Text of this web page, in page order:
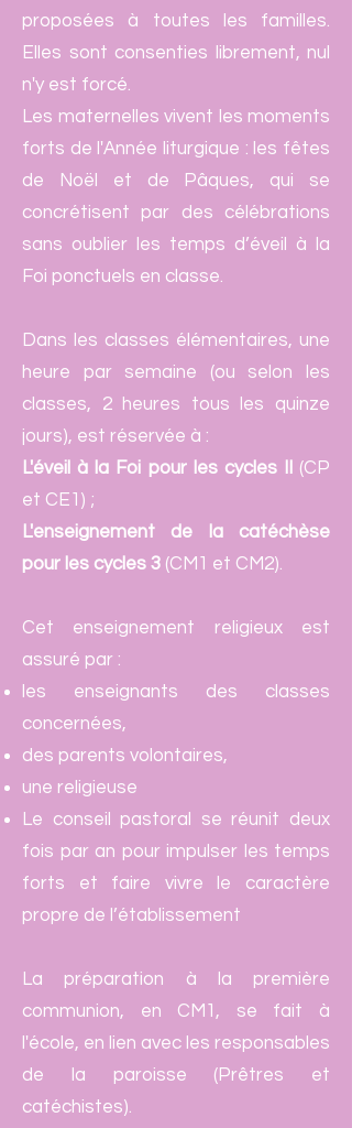
proposées à toutes les familles.
Elles sont consenties librement, nul
n'y est forcé.
Les maternelles vivent les moments
forts de l'Année liturgique : les fêtes
de Noël et de Pâques, qui se
concrétisent par des célébrations
sans oublier les temps d’éveil à la
Foi ponctuels en classe.
Dans les classes élémentaires, une
heure par semaine (ou selon les
classes, 2 heures tous les quinze
jours), est réservée à :
L'éveil à la Foi pour les cycles II
(CP
et CE1) ;
L'enseignement de la catéchèse
pour les cycles 3 (CM1 et CM2).
Cet enseignement religieux est
assuré par :
les enseignants des classes
concernées,
des parents volontaires,
une religieuse
Le conseil pastoral se réunit deux
fois par an pour impulser les temps
forts et faire vivre le caractère
propre de l’établissement
La préparation à la première
communion, en CM1, se fait à
l'école, en lien avec les responsables
de la paroisse (Prêtres et
catéchistes).